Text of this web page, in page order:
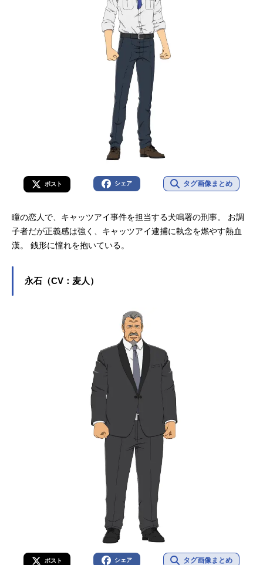
ポスト シェア タグ画像まとめ
瞳の恋人で、キャッツアイ事件を担当する犬鳴署の刑事。 お調
子者だが正義感は強く、キャッツアイ逮捕に執念を燃やす熱血
漢。 銭形に憧れを抱いている。
永石（CV：麦人）
ポスト シェア タグ画像まとめ